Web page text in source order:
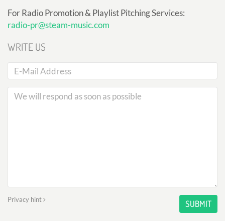
For Radio Promotion & Playlist Pitching Services:
radio-pr@steam-music.com
WRITE US
Privacy hint SUBMIT